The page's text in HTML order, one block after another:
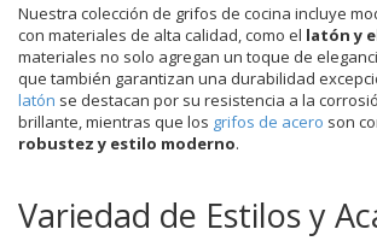
Nuestra colección de grifos de cocina incluye
con materiales de alta calidad, como el latón y
materiales no solo agregan un toque de
que también garantizan una durabilidad
latón se destacan por su resistencia a la
brillante, mientras que los grifos de acero son
robustez y estilo moderno.
Variedad de Estilos y